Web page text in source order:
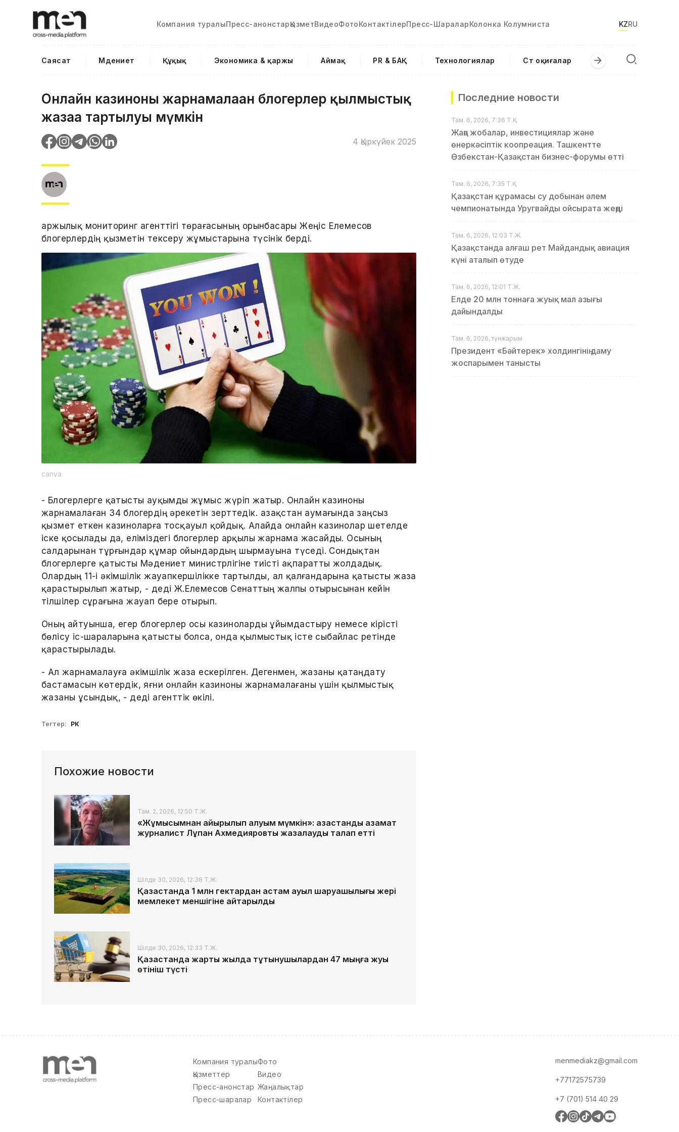
Компания туралыПресс-анонстарҚызметВидеоФотоКонтактілерПресс-ШараларКолонка Колумниста KZRU
Саясат Мәдениет Құқық Экономика & қаржы Аймақ PR & БАҚ Технологиялар Сәт оқиғалар
Онлайн казиноны жарнамалаған блогерлер қылмыстық
жазаға тартылуы мүмкін
4 Қыркүйек 2025
Қаржылық мониторинг агенттігі төрағасының орынбасары Жеңіс Елемесов
блогерлердің қызметін тексеру жұмыстарына түсінік берді.
canva
- Блогерлерге қатысты ауқымды жұмыс жүріп жатыр. Онлайн казиноны
жарнамалаған 34 блогердің әрекетін зерттедік. Қазақстан аумағында заңсыз
қызмет еткен казиноларға тосқауыл қойдық. Алайда онлайн казинолар шетелде
іске қосылады да, еліміздегі блогерлер арқылы жарнама жасайды. Осының
салдарынан тұрғындар құмар ойындардың шырмауына түседі. Сондықтан
блогерлерге қатысты Мәдениет министрлігіне тиісті ақпаратты жолдадық.
Олардың 11-і әкімшілік жауапкершілікке тартылды, ал қалғандарына қатысты жаза
қарастырылып жатыр, - деді Ж.Елемесов Сенаттың жалпы отырысынан кейін
тілшілер сұрағына жауап бере отырып.
Оның айтуынша, егер блогерлер осы казиноларды ұйымдастыру немесе кірісті
бөлісу іс-шараларына қатысты болса, онда қылмыстық істе сыбайлас ретінде
қарастырылады.
- Ал жарнамалауға әкімшілік жаза ескерілген. Дегенмен, жазаны қатаңдату
бастамасын көтердік, яғни онлайн казиноны жарнамалағаны үшін қылмыстық
жазаны ұсындық, - деді агенттік өкілі.
Тегтер: РК
Похожие новости
Там. 2, 2026, 12:50 Т.Ж.
«Жұмысымнан айырылып қалуым мүмкін»: қазақстандық азамат
журналист Лұқпан Ахмедияровты жазалауды талап етті
Шілде 30, 2026, 12:38 Т.Ж.
Қазақстанда 1 млн гектардан астам ауыл шаруашылығы жері
мемлекет меншігіне қайтарылды
Шілде 30, 2026, 12:33 Т.Ж.
Қазақстанда жарты жылда тұтынушылардан 47 мыңға жуық
өтініш түсті
Последние новости
Там. 6, 2026, 7:36 Т.Қ.
Жаңа жобалар, инвестициялар және
өнеркәсіптік коопреация. Ташкентте
Өзбекстан-Қазақстан бизнес-форумы өтті
Там. 6, 2026, 7:35 Т.Қ.
Қазақстан құрамасы су добынан әлем
чемпионатында Уругвайды ойсырата жеңді
Там. 6, 2026, 12:03 Т.Ж.
Қазақстанда алғаш рет Майдандық авиация
күні аталып өтуде
Там. 6, 2026, 12:01 Т.Ж.
Елде 20 млн тоннаға жуық мал азығы
дайындалды
Там. 6, 2026, түнжарым
Президент «Бәйтерек» холдингінің даму
жоспарымен танысты
Компания туралы
Қызметтер
Пресс-анонстар
Пресс-шаралар
Фото
Видео
Жаңалықтар
Контактілер
menmediakz@gmail.com
+77172575739
+7 (701) 514 40 29